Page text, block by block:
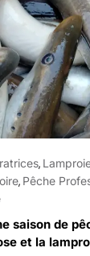
,
, Pêche
saison de
et la